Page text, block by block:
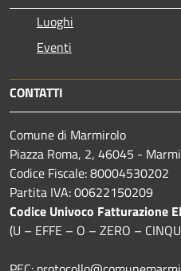
Luoghi
Eventi
CONTATTI
Comune di Marmirolo
Piazza Roma, 2, 46045 -
Codice Fiscale: 80004530202
Partita IVA: 00622150209
Codice Univoco Fatturazione
(U – EFFE – O – ZERO –